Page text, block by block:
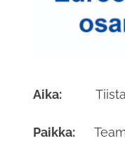
Aika: Tiistai
Paikka: